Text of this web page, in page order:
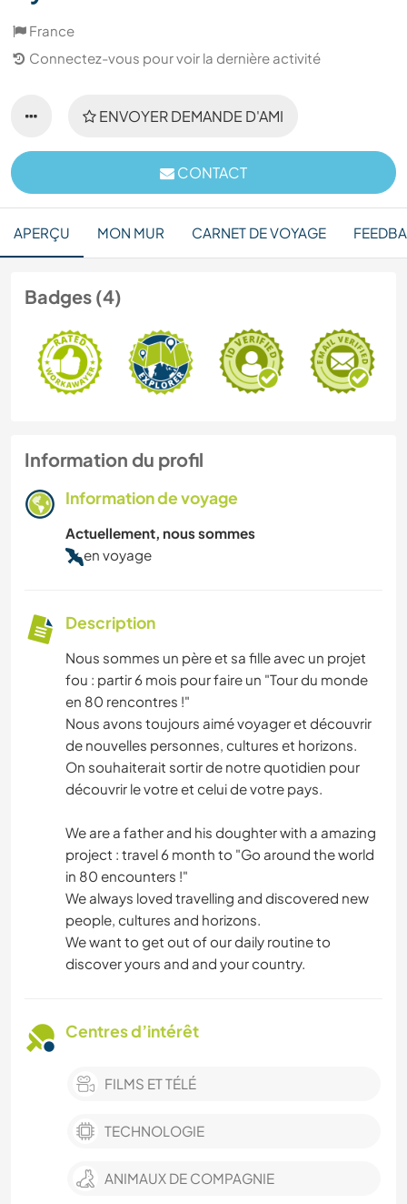
France
Connectez-vous pour voir la dernière activité
ENVOYER DEMANDE D'AMI
CONTACT
APERÇU MON MUR CARNET DE VOYAGE
Badges (4)
Information du profil
Information de voyage
Actuellement, nous sommes
en voyage
Description
Nous sommes un père et sa fille avec un projet
fou : partir 6 mois pour faire un "Tour du monde
en 80 rencontres !"
Nous avons toujours aimé voyager et découvrir
de nouvelles personnes, cultures et horizons.
On souhaiterait sortir de notre quotidien pour
découvrir le votre et celui de votre pays.
We are a father and his doughter with a amazing
project : travel 6 month to "Go around the world
in 80 encounters !"
We always loved travelling and discovered new
people, cultures and horizons.
We want to get out of our daily routine to
discover yours and and your country.
Centres d’intérêt
FILMS ET TÉLÉ
TECHNOLOGIE
ANIMAUX DE COMPAGNIE